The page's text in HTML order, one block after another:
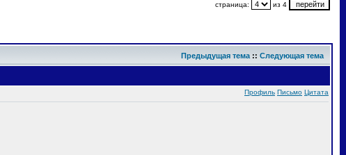
страница: из 4
Предыдущая тема :: Следующая тема
Профиль Письмо Цитата